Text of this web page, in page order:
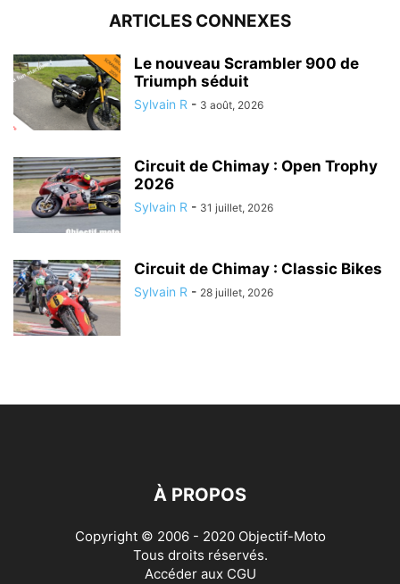
ARTICLES CONNEXES
Le nouveau Scrambler 900 de
Triumph séduit
Sylvain R - 3 août, 2026
Circuit de Chimay : Open Trophy
2026
Sylvain R - 31 juillet, 2026
Circuit de Chimay : Classic Bikes
Sylvain R - 28 juillet, 2026
À PROPOS
Copyright © 2006 - 2020 Objectif-Moto
Tous droits réservés.
Accéder aux CGU